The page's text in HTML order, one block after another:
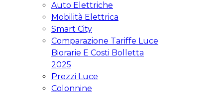
Auto Elettriche
Mobilità Elettrica
Smart City
Comparazione Tariffe Luce
Biorarie E Costi Bolletta
2025
Prezzi Luce
Colonnine